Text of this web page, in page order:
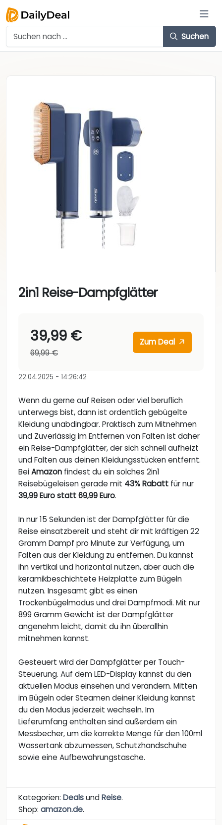
Suchen
2in1 Reise-Dampfglätter
39,99 €
69,99 €
Zum Deal
22.04.2025 - 14:26:42
Wenn du gerne auf Reisen oder viel beruflich
unterwegs bist, dann ist ordentlich gebügelte
Kleidung unabdingbar. Praktisch zum Mitnehmen
und Zuverlässig im Entfernen von Falten ist daher
ein Reise-Dampfglätter, der sich schnell aufheizt
und Falten aus deinen Kleidungsstücken entfernt.
BeiAmazon findest du ein solches 2in1
Reisebügeleisen gerade mit 43% Rabatt für nur
39,99 Euro statt 69,99 Euro.
In nur 15 Sekunden ist der Dampfglätter für die
Reise einsatzbereit und steht dir mit kräftigen 22
Gramm Dampf pro Minute zur Verfügung, um
Falten aus der Kleidung zu entfernen. Du kannst
ihn vertikal und horizontal nutzen, aber auch die
keramikbeschichtete Heizplatte zum Bügeln
nutzen. Insgesamt gibt es einen
Trockenbügelmodus und drei Dampfmodi. Mit nur
899 Gramm Gewicht ist der Dampfglätter
angenehm leicht, damit du ihn überallhin
mitnehmen kannst.
Gesteuert wird der Dampfglätter per Touch-
Steuerung. Auf dem LED-Display kannst du den
aktuellen Modus einsehen und verändern. Mitten
im Bügeln oder Steamen deiner Kleidung kannst
du den Modus jederzeit wechseln. Im
Lieferumfang enthalten sind außerdem ein
Messbecher, um die korrekte Menge für den 100ml
Wassertank abzumessen, Schutzhandschuhe
sowie eine Aufbewahrungstasche.
Kategorien: DealsundReise.
Shop: amazon.de.